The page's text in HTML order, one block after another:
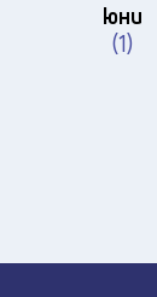
юни
(1)